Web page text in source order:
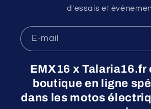
d'essais et
E-mail
EMX16 x Talaria16.fr
boutique en ligne
dans les motos